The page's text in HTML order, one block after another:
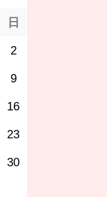
日
2
9
16
23
30